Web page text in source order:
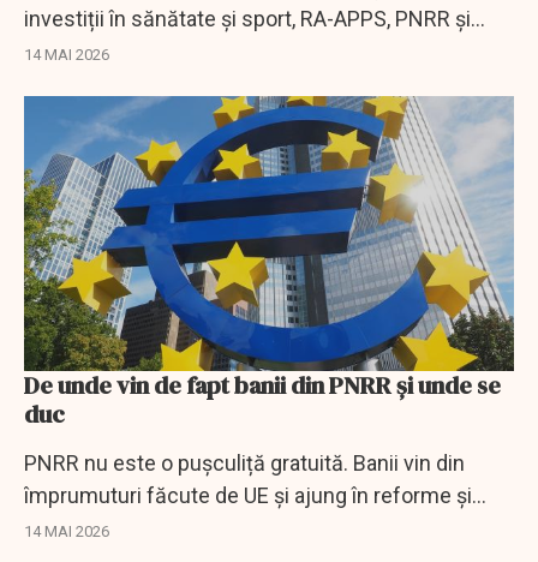
investiții în sănătate și sport, RA-APPS, PNRR și
taxe miniere.
14 MAI 2026
De unde vin de fapt banii din PNRR și unde se
duc
PNRR nu este o pușculiță gratuită. Banii vin din
împrumuturi făcute de UE și ajung în reforme și
investiții asumate de România.
14 MAI 2026